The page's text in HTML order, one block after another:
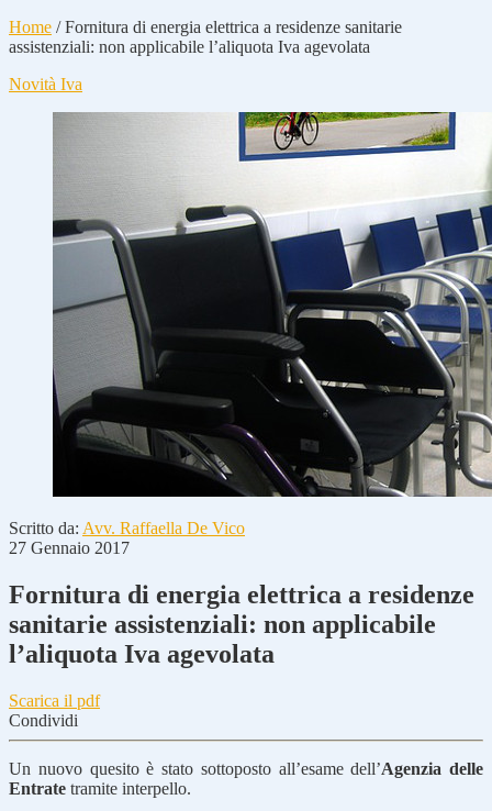
Home /Fornitura di energia elettrica a residenze sanitarie
assistenziali: non applicabile l’aliquota Iva agevolata
Novità Iva
Scritto da: Avv. Raffaella De Vico
27 Gennaio 2017
Fornitura di energia elettrica a residenze
sanitarie assistenziali: non applicabile
l’aliquota Iva agevolata
Scarica il pdf
Condividi
Un nuovo quesito è stato sottoposto all’esame dell’Agenzia delle
Entrate tramite interpello.